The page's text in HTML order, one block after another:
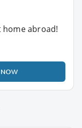
home abroad!